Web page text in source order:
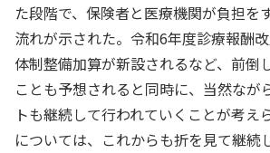
た段階で、保険者と医療機関が負担を
流れが示された。令和6年度診療報酬
体制整備加算が新設されるなど、前倒
ことも予想されると同時に、当然なが
トも継続して行われていくことが考え
については、これからも折を見て継続